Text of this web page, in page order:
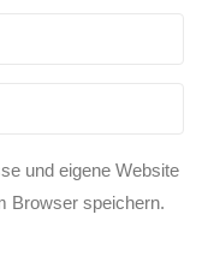
und eigene Website
Browser speichern.